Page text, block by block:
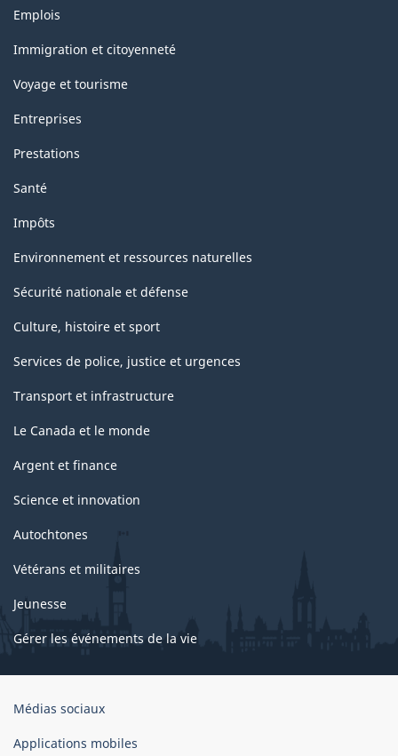
Thèmes
sujets
Emplois
Immigration et citoyenneté
Voyage et tourisme
Entreprises
Prestations
Santé
Impôts
Environnement et ressources naturelles
Sécurité nationale et défense
Culture, histoire et sport
Services de police, justice et urgences
Transport et infrastructure
Le Canada et le monde
Argent et finance
Science et innovation
Autochtones
Vétérans et militaires
Jeunesse
Gérer les événements de la vie
Organisation
gouvernement
Médias sociaux
Applications mobiles